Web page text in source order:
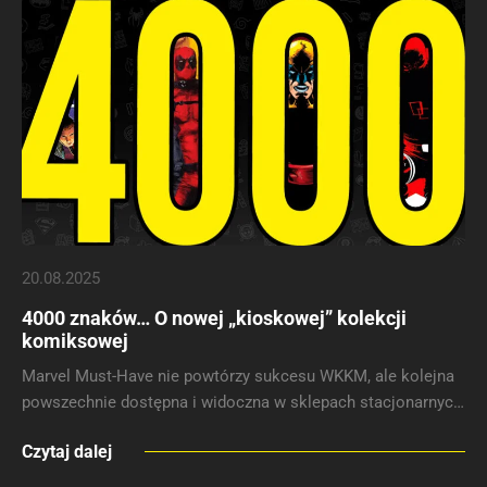
20.08.2025
4000 znaków… O nowej „kioskowej” kolekcji
komiksowej
Marvel Must-Have nie powtórzy sukcesu WKKM, ale kolejna
powszechnie dostępna i widoczna w sklepach stacjonarnych
Czytaj dalej